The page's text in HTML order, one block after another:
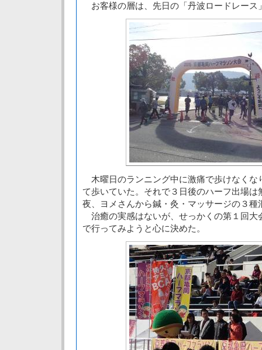
お客様の層は、先日の「丹波ロードレース
木曜日のランニング中に激痛で歩けなくな
て歩いていた。それで３日後のハーフ出場は
夜、ヨメさんから鍼・灸・マッサージの３種
治癒の実感はないが、せっかくの第１回大
で行ってみようと心に決めた。